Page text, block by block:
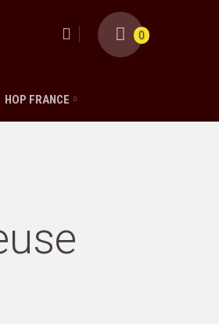
0
HOP FRANCE